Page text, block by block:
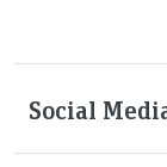
Social